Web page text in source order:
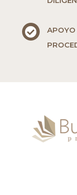

APOYO